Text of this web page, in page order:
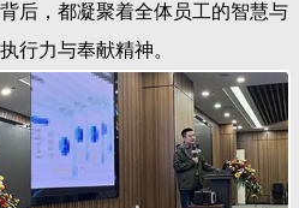
后，都凝聚着全体员工的智慧与
行力与奉献精神。